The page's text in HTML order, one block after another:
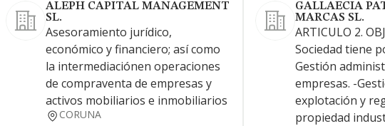
ALEPH CAPITAL MANAGEMENT
SL.
Asesoramiento jurídico,
económico y financiero; así como
la intermediaciónen operaciones
de compraventa de empresas y
activos mobiliarios e inmobiliarios
CORUNA
GALLAECIA
MARCAS SL.
ARTICULO 2.
Sociedad tiene
Gestión
empresas. -
explotación y
propiedad